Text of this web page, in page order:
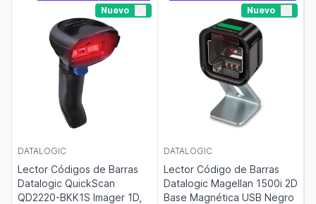
Nuevo
DATALOGIC
Lector Códigos de Barras
Datalogic QuickScan
QD2220-BKK1S Imager 1D,
Nuevo
DATALOGIC
Lector Código de Barras
Datalogic Magellan 1500i 2D
Base Magnética USB Negro